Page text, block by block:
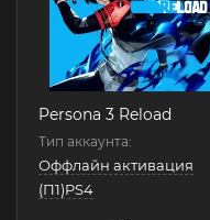
Persona 3 Reload
Тип аккаунта:
Оффлайн активация
(П1)PS4